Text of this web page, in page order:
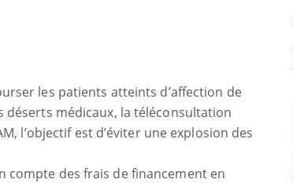
les patients atteints d’affection de
déserts médicaux, la téléconsultation
l’objectif est d’éviter une explosion des
compte des frais de financement en